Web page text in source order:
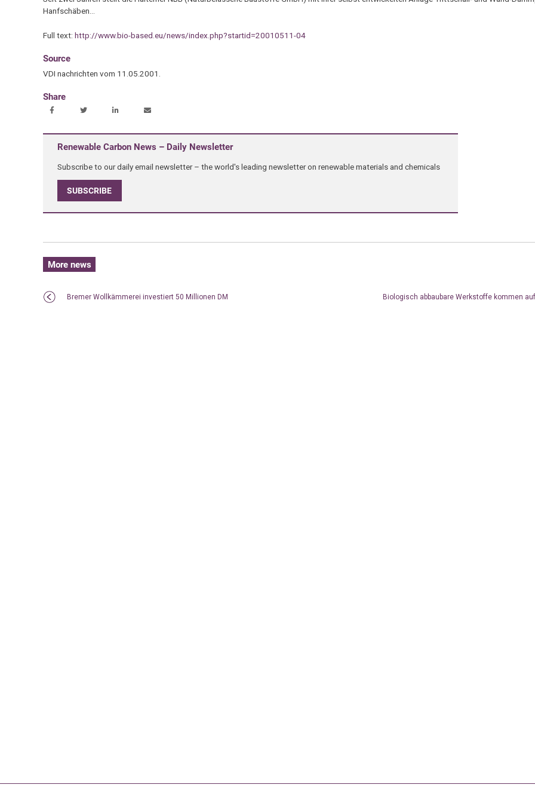
Hanfschäben…
Full text: http://www.bio-based.eu/news/index.php?startid=20010511-04
Source
VDI nachrichten vom 11.05.2001.
Share
Renewable Carbon News – Daily Newsletter
Subscribe to our daily email newsletter – the world's leading newsletter on renewable materials and chemicals
SUBSCRIBE
More news
Bremer Wollkämmerei investiert 50 Millionen DM Biologisch abbaubare Werkstoffe kommen